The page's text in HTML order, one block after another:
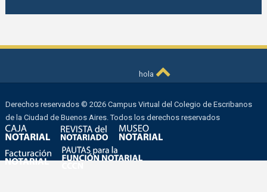
hola
Derechos reservados © 2026 Campus Virtual del Colegio de Escribanos
de la Ciudad de Buenos Aires. Todos los derechos reservados